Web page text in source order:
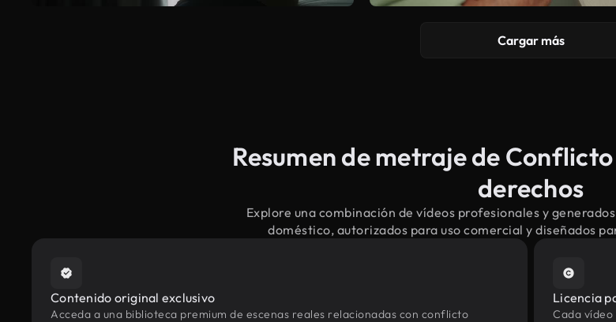
Cargar más
Resumen de metraje de
derechos
Explore una combinación de vídeos profesionales y
doméstico, autorizados para uso comercial y diseñados
Contenido original exclusivo
Acceda a una biblioteca premium de escenas reales relacionadas con conflicto
Licencia
Cada